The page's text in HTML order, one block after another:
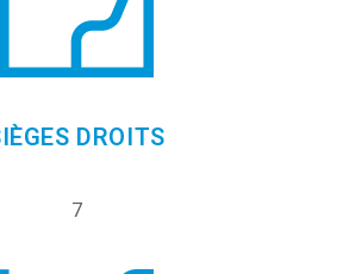
DROITS
7